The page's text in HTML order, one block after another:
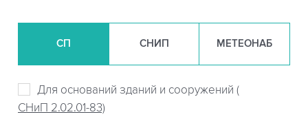
СП СНИП МЕТЕОНАБ
Для оснований зданий и сооружений (
СНиП 2.02.01-83)